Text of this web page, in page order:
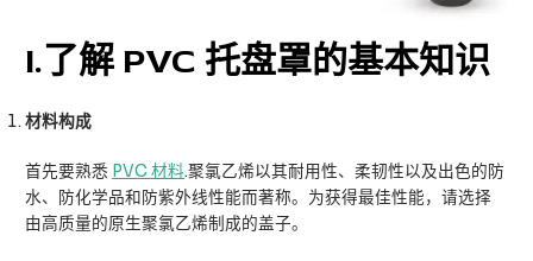
I.了解 PVC 托盘罩的基本知识
材料构成
首先要熟悉 PVC 材料.聚氯乙烯以其耐用性、柔韧性以及出色的防
水、防化学品和防紫外线性能而著称。为获得最佳性能，请选择
由高质量的原生聚氯乙烯制成的盖子。